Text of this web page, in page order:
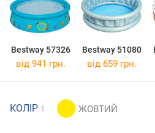
Bestway 57326 Bestway 51080
від 941 грн. від 659 грн.
КОЛІР 1